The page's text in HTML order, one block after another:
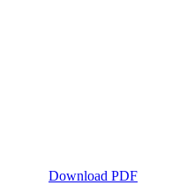
Download PDF